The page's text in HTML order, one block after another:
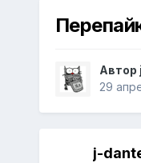
Автор
29
j-